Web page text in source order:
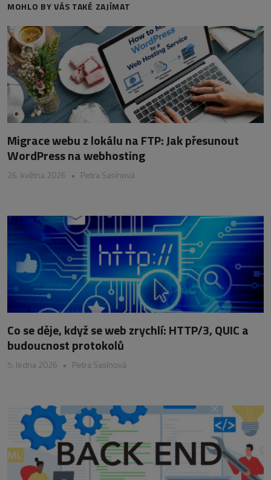
MOHLO BY VÁS TAKÉ ZAJÍMAT
Migrace webu z lokálu na FTP: Jak přesunout
WordPress na webhosting
26. května 2026 • Petra Sasínová
Co se děje, když se web zrychlí: HTTP/3, QUIC a
budoucnost protokolů
5. ledna 2026 • Petra Sasínová